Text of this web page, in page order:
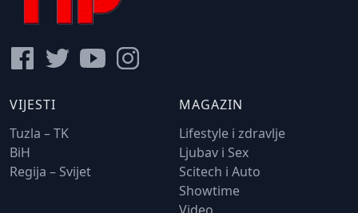
VIJESTI
Tuzla – TK
BiH
Regija – Svijet
MAGAZIN
Lifestyle i zdravlje
Ljubav i Sex
Scitech i Auto
Showtime